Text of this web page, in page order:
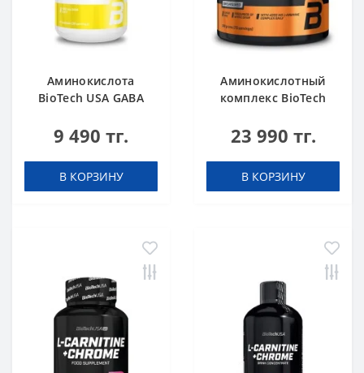
Аминокислота
BioTech USA GABA
капсул
9 490 тг.
В КОРЗИНУ
Аминокислотный
комплекс BioTech
unflavoured 300 g
23 990 тг.
В КОРЗИНУ